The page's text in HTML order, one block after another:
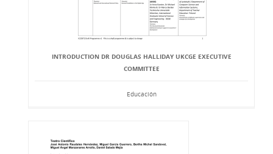
INTRODUCTION DR DOUGLAS HALLIDAY UKCGE EXECUTIVE
COMMITTEE
Educación